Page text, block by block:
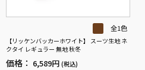
全1色
【リッケンバッカーホワイト】 スーツ生地 ネ
クタイ レギュラー 無地 秋冬
価格： 6,589円 (税込)